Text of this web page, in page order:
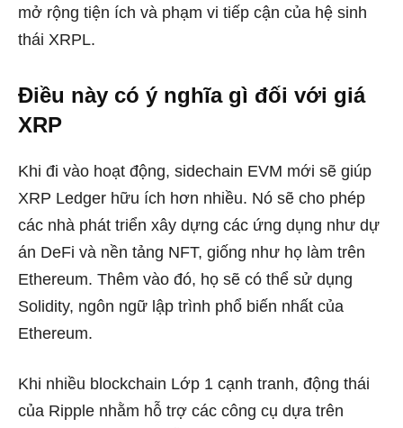
mở rộng tiện ích và phạm vi tiếp cận của hệ sinh
thái XRPL.
Điều này có ý nghĩa gì đối với giá
XRP
Khi đi vào hoạt động, sidechain EVM mới sẽ giúp
XRP Ledger hữu ích hơn nhiều. Nó sẽ cho phép
các nhà phát triển xây dựng các ứng dụng như dự
án DeFi và nền tảng NFT, giống như họ làm trên
Ethereum. Thêm vào đó, họ sẽ có thể sử dụng
Solidity, ngôn ngữ lập trình phổ biến nhất của
Ethereum.
Khi nhiều blockchain Lớp 1 cạnh tranh, động thái
của Ripple nhằm hỗ trợ các công cụ dựa trên